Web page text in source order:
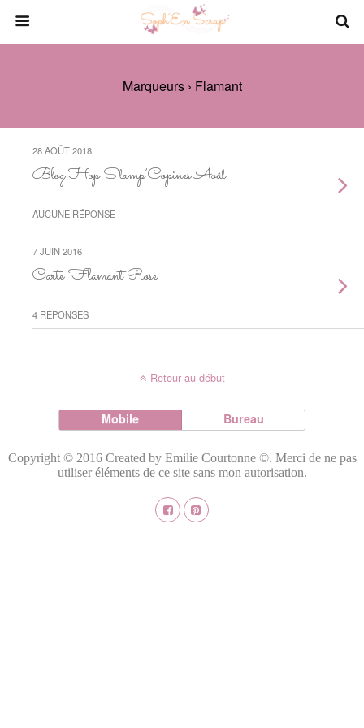
Marqueurs › Flamant
28 AOÛT 2018
Blog Hop Stamp’Copines Août
AUCUNE RÉPONSE
7 JUIN 2016
Carte Flamant Rose
4 RÉPONSES
Retour au début
Mobile Bureau
Copyright © 2016 Created by Emilie Courtonne ©. Merci de ne pas
utiliser éléments de ce site sans mon autorisation.